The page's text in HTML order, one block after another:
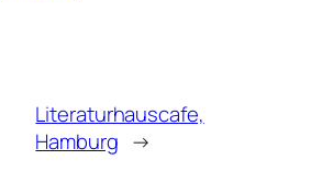
Literaturhauscafe,
Hamburg →